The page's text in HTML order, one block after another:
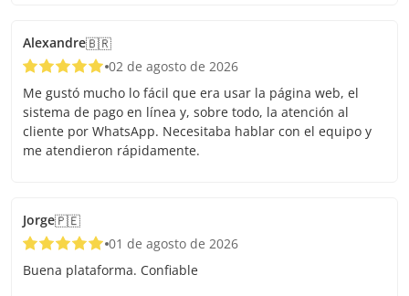
Alexandre🇧🇷
02 de agosto de 2026
Me gustó mucho lo fácil que era usar la página web, el
sistema de pago en línea y, sobre todo, la atención al
cliente por WhatsApp. Necesitaba hablar con el equipo y
me atendieron rápidamente.
Jorge🇵🇪
01 de agosto de 2026
Buena plataforma. Confiable